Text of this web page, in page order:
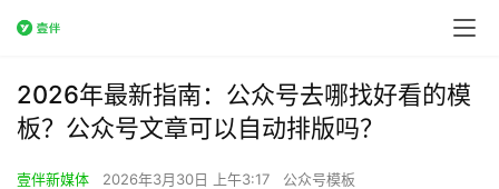
2026年最新指南：公众号去哪找好看的模
板？公众号文章可以自动排版吗？
壹伴新媒体 2026年3月30日 上午3:17 公众号模板